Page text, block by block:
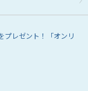
プレゼント！「オンリ